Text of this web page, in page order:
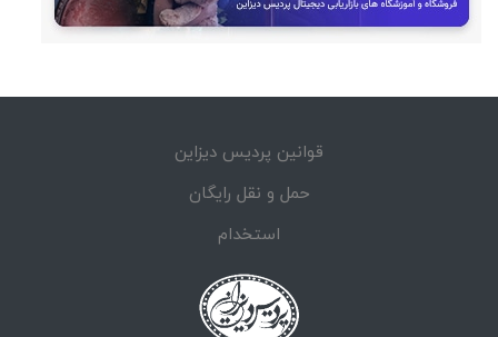
قوانین پردیس دیزاین
حمل و نقل رایگان
استخدام